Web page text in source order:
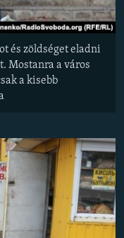
és zöldséget eladni
Mostanra a város
a kisebb